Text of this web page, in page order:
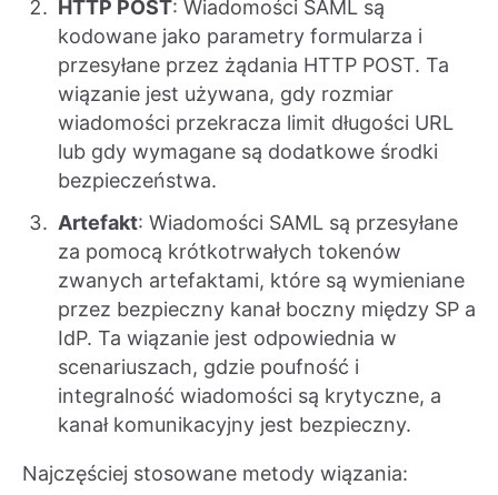
HTTP POST: Wiadomości SAML są
kodowane jako parametry formularza i
przesyłane przez żądania HTTP POST. Ta
wiązanie jest używana, gdy rozmiar
wiadomości przekracza limit długości URL
lub gdy wymagane są dodatkowe środki
bezpieczeństwa.
Artefakt: Wiadomości SAML są przesyłane
za pomocą krótkotrwałych tokenów
zwanych artefaktami, które są wymieniane
przez bezpieczny kanał boczny między SP a
IdP. Ta wiązanie jest odpowiednia w
scenariuszach, gdzie poufność i
integralność wiadomości są krytyczne, a
kanał komunikacyjny jest bezpieczny.
Najczęściej stosowane metody wiązania: